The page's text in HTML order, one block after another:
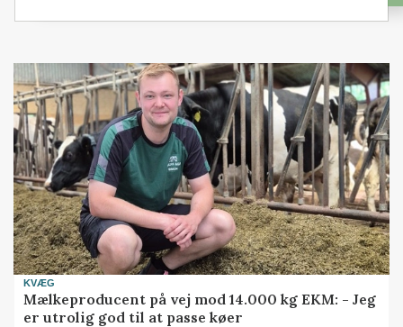
KVÆG
Mælkeproducent på vej mod 14.000 kg EKM: - Jeg
er utrolig god til at passe køer